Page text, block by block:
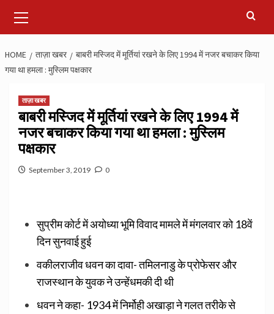
Menu
HOME ताज़ा खबर
बाबरी मस्जिद में मूर्तियां रखने के लिए 1994 में नजर बचाकर किया
गया था हमला : मुस्लिम पक्षकार
ताज़ा खबर
बाबरी मस्जिद में मूर्तियां रखने के लिए 1994 में
नजर बचाकर किया गया था हमला : मुस्लिम
पक्षकार
September 3, 2019 0
सुप्रीम कोर्ट में अयोध्या भूमि विवाद मामले में मंगलवार को 18वें
दिन सुनवाई हुई
वकीलराजीव धवन का दावा- तमिलनाडु के प्रोफेसर और
राजस्थान के युवक ने उन्हेंधमकी दी थी
धवन ने कहा- 1934 में निर्मोही अखाड़ा ने गलत तरीके से